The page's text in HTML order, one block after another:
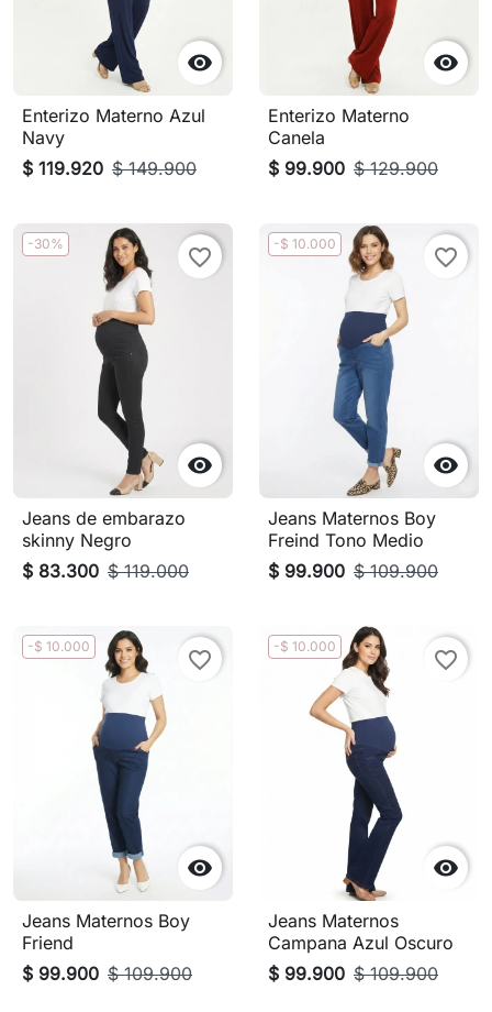

Enterizo Materno Azul
Navy
$ 119.920 $ 149.900

Enterizo Materno
Canela
$ 99.900 $ 129.900
-30%

favorite_border
Jeans de embarazo
skinny Negro
$ 83.300 $ 119.000
-$ 10.000

favorite_border
Jeans Maternos Boy
Freind Tono Medio
$ 99.900 $ 109.900
-$ 10.000

favorite_border
Jeans Maternos Boy
Friend
$ 99.900 $ 109.900
-$ 10.000

favorite_border
Jeans Maternos
Campana Azul Oscuro
$ 99.900 $ 109.900